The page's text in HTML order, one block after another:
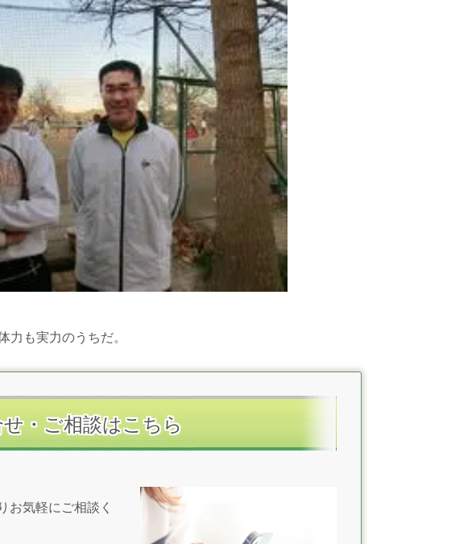
も実力のうちだ。
・ご相談はこちら
お気軽にご相談く